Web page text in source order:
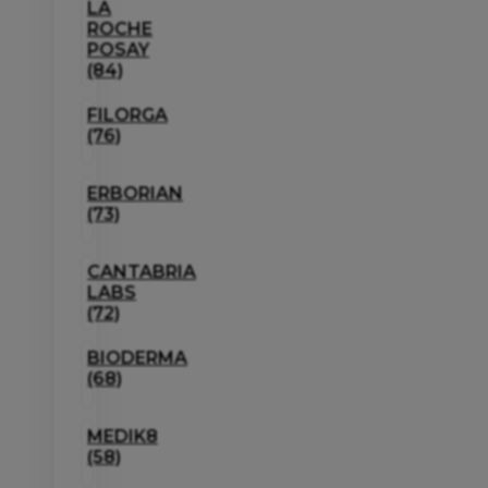
LA
ROCHE
POSAY
(84)
FILORGA
(76)
ERBORIAN
(73)
CANTABRIA
LABS
(72)
BIODERMA
(68)
MEDIK8
(58)